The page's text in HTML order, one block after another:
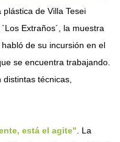
plástica de Villa Tesei
Extraños´, la muestra
de su incursión en el
se encuentra trabajando.
técnicas,
está el agite" . La